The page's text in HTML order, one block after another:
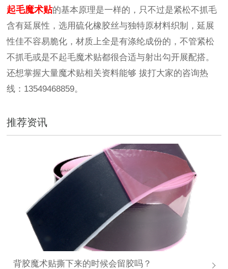
起毛魔术贴的基本原理是一样的，只不过是紧松不抓毛
含有延展性，选用硫化橡胶丝与独特原材料织制，延展
性佳不容易脆化，材质上全是有涤纶成份的，不管紧松
不抓毛或是不起毛魔术贴都很合适与射出勾开展配搭。
还想掌握大量魔术贴相关资料能够 拔打大家的咨询热
线：13549468859。
推荐资讯
背胶魔术贴撕下来的时候会留胶吗？